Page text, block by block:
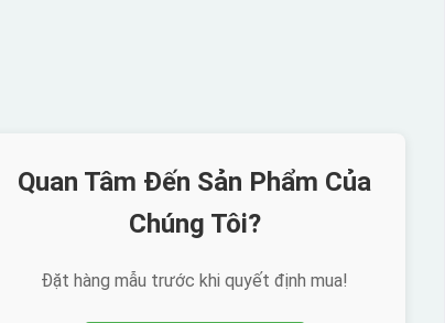
Quan Tâm Đến Sản Phẩm Của
Chúng Tôi?
Đặt hàng mẫu trước khi quyết định mua!